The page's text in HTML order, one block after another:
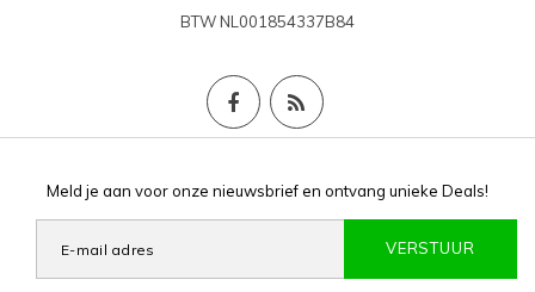
BTWNL001854337B84
Meld je aan voor onze nieuwsbrief en ontvang unieke Deals!
VERSTUUR